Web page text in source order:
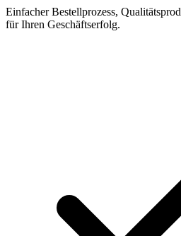
Einfacher Bestellprozess,
für Ihren Geschäftserfolg.